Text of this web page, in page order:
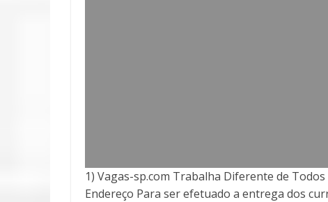
1) Vagas-sp.com Trabalha Diferente de
Endereço Para ser efetuado a entrega dos